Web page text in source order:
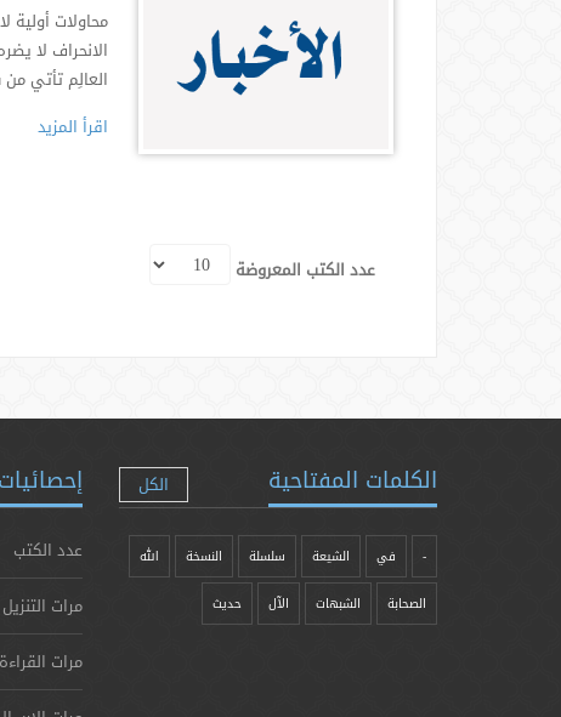
محاولات
الانحراف لا
العالِم تأتي
اقرأ المزيد
عدد الكتب المعروضة
الكلمات المفتاحية الكل
- في الشيعة سلسلة النسخة الله
الصحابة الشبهات الآل حدیث
عدد الكتب
مرات التنزيل
مرات القراءة